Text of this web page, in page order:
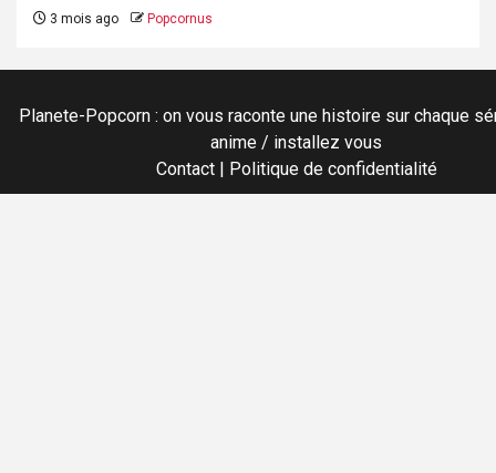
3 mois ago Popcornus
Planete-Popcorn : on vous raconte une histoire sur chaque
anime / installez vous
Contact| Politique de confidentialité